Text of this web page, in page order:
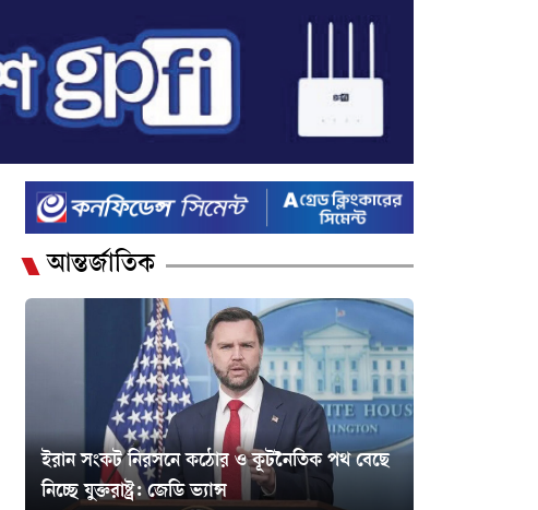
আন্তর্জাতিক
ইরান সংকট নিরসনে কঠোর ও কূটনৈতিক পথ বেছে
নিচ্ছে যুক্তরাষ্ট্র: জেডি ভ্যান্স